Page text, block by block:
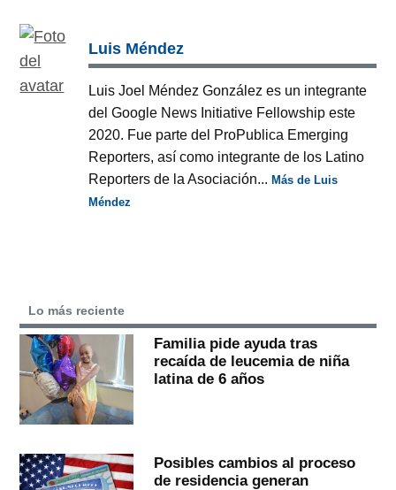
Luis Méndez
Luis Joel Méndez González es un integrante
del Google News Initiative Fellowship este
2020. Fue parte del ProPublica Emerging
Reporters, así como integrante de los Latino
Reporters de la Asociación...Más de Luis
Méndez
Lo más reciente
Familia pide ayuda tras
recaída de leucemia de niña
latina de 6 años
Posibles cambios al proceso
de residencia generan